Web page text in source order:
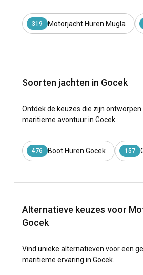
319 Motorjacht Huren Mugla
Soorten jachten in Gocek
Ontdek de keuzes die zijn
maritieme avontuur in Gocek.
476 Boot Huren Gocek 157
Alternatieve keuzes voor
Gocek
Vind unieke alternatieven voor een
maritieme ervaring in Gocek.